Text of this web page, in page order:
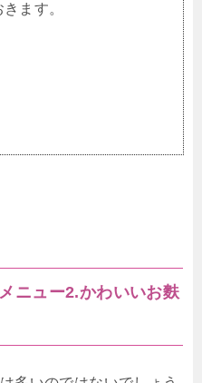
ます。
ニュー2.かわいいお麩